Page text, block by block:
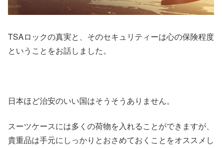
TSAロックの真実と、そのセキュリティーは心の保険程度
ということをお話しました。
日本ほど治安のいい国はそうそうありません。
スーツケースには多くの荷物を入れることができますが、
貴重品は手元にしっかりとおさめておくことをオススメし